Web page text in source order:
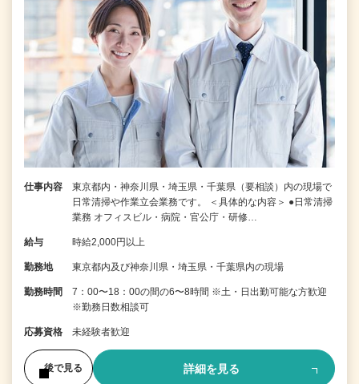
仕事内容
東京都内・神奈川県・埼玉県・千葉県（要相談）内の現場で
日常清掃や作業立会業務です。 ＜具体的な内容＞ ●日常清掃
業務 オフィスビル・病院・官公庁・研修…
給与 時給2,000円以上
勤務地 東京都内及び神奈川県・埼玉県・千葉県内の現場
勤務時間
7：00〜18：00の間の6〜8時間 ※土・日出勤可能な方歓迎
※勤務日数相談可
応募資格 未経験者歓迎
後で見る 詳細を見る